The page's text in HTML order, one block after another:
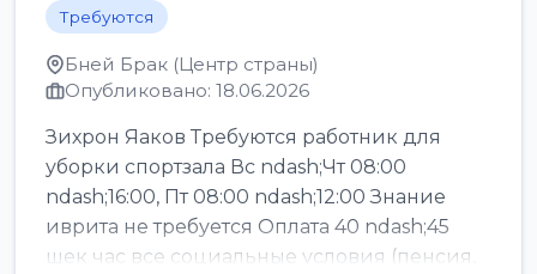
Требуются
Бней Брак (Центр страны)
Опубликовано: 18.06.2026
Зихрон Яаков Требуются работник для
уборки спортзала Вс ndash;Чт 08:00
ndash;16:00, Пт 08:00 ndash;12:00 Знание
иврита не требуется Оплата 40 ndash;45
шек час все социальные условия (пенсия,